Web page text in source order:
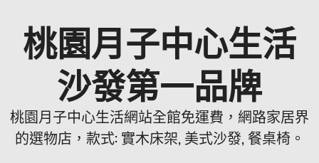
桃園月子中心生活
沙發第一品牌
桃園月子中心生活網站全館免運費，網路家居界
的選物店，款式: 實木床架, 美式沙發, 餐桌椅。